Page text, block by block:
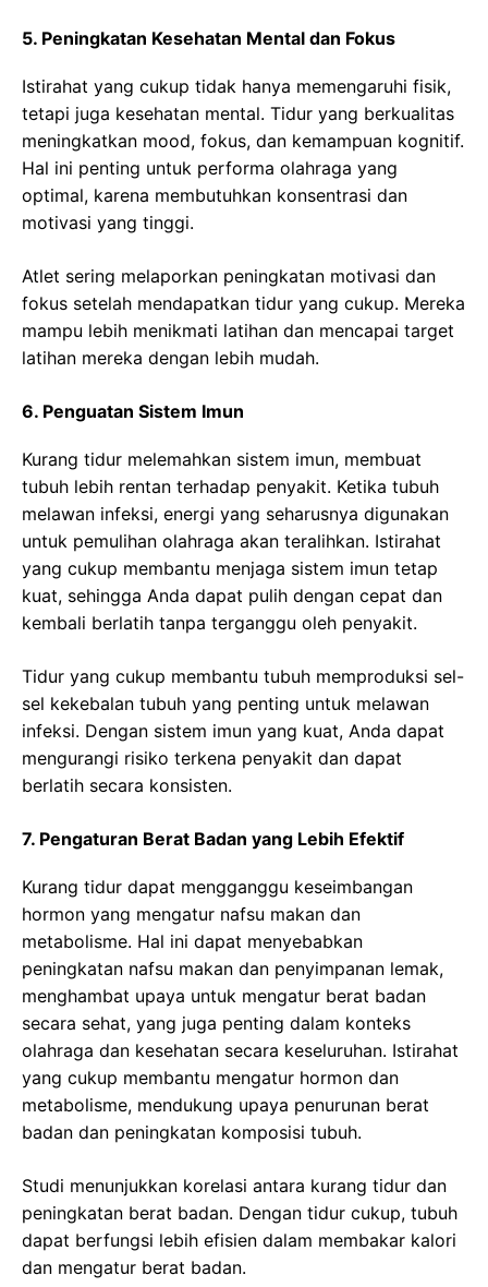
5. Peningkatan Kesehatan Mental dan Fokus
Istirahat yang cukup tidak hanya memengaruhi fisik,
tetapi juga kesehatan mental. Tidur yang berkualitas
meningkatkan mood, fokus, dan kemampuan kognitif.
Hal ini penting untuk performa olahraga yang
optimal, karena membutuhkan konsentrasi dan
motivasi yang tinggi.
Atlet sering melaporkan peningkatan motivasi dan
fokus setelah mendapatkan tidur yang cukup. Mereka
mampu lebih menikmati latihan dan mencapai target
latihan mereka dengan lebih mudah.
6. Penguatan Sistem Imun
Kurang tidur melemahkan sistem imun, membuat
tubuh lebih rentan terhadap penyakit. Ketika tubuh
melawan infeksi, energi yang seharusnya digunakan
untuk pemulihan olahraga akan teralihkan. Istirahat
yang cukup membantu menjaga sistem imun tetap
kuat, sehingga Anda dapat pulih dengan cepat dan
kembali berlatih tanpa terganggu oleh penyakit.
Tidur yang cukup membantu tubuh memproduksi sel-
sel kekebalan tubuh yang penting untuk melawan
infeksi. Dengan sistem imun yang kuat, Anda dapat
mengurangi risiko terkena penyakit dan dapat
berlatih secara konsisten.
7. Pengaturan Berat Badan yang Lebih Efektif
Kurang tidur dapat mengganggu keseimbangan
hormon yang mengatur nafsu makan dan
metabolisme. Hal ini dapat menyebabkan
peningkatan nafsu makan dan penyimpanan lemak,
menghambat upaya untuk mengatur berat badan
secara sehat, yang juga penting dalam konteks
olahraga dan kesehatan secara keseluruhan. Istirahat
yang cukup membantu mengatur hormon dan
metabolisme, mendukung upaya penurunan berat
badan dan peningkatan komposisi tubuh.
Studi menunjukkan korelasi antara kurang tidur dan
peningkatan berat badan. Dengan tidur cukup, tubuh
dapat berfungsi lebih efisien dalam membakar kalori
dan mengatur berat badan.